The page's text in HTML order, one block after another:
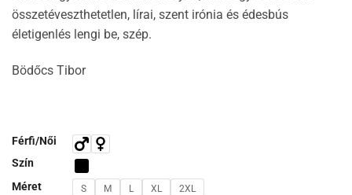
összetéveszthetetlen, lírai, szent irónia és édesbús
életigenlés lengi be, szép.
Bödőcs Tibor
Férfi/Női
Szín
Méret
S M L XL 2XL